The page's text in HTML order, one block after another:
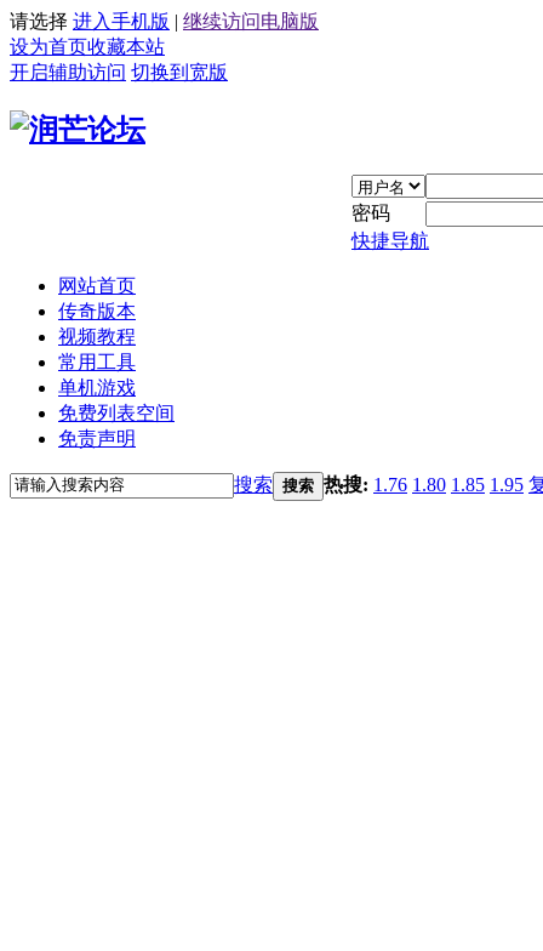
请选择 进入手机版 | 继续访问电脑版
设为首页收藏本站
开启辅助访问 切换到宽版
密码
快捷导航
网站首页
传奇版本
视频教程
常用工具
单机游戏
免费列表空间
免责声明
搜索 搜索 热搜: 1.76 1.80 1.85 1.95